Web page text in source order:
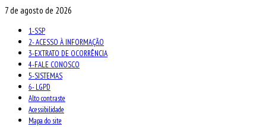
7 de agosto de 2026
1-SSP
2- ACESSO À INFORMAÇÃO
3-EXTRATO DE OCORRÊNCIA
4-FALE CONOSCO
5-SISTEMAS
6- LGPD
Alto contraste
Acessibilidade
Mapa do site